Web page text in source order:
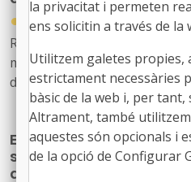
●
31/07/2026
Resolució CLT/2702/2026, de
modifica la dotació de la
de subvencions, en règim de
festivals de música d'alt
914637)
El Govern de l’Estat
socials urgents per
afectades pels incendis
la privacitat i permeten
ens solicitin a través de la
Utilitzem galetes propies,
estrictament necessàries
bàsic de la web i, per tant,
Altrament, també
aquestes són opcionals i
de la opció de Configurar